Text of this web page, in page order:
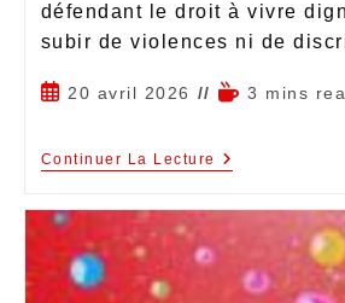
défendant le droit à vivre
subir de violences ni de
20 avril 2026 3 mins
Continuer La Lecture